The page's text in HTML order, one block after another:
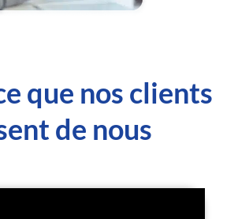
que nos clients
de nous